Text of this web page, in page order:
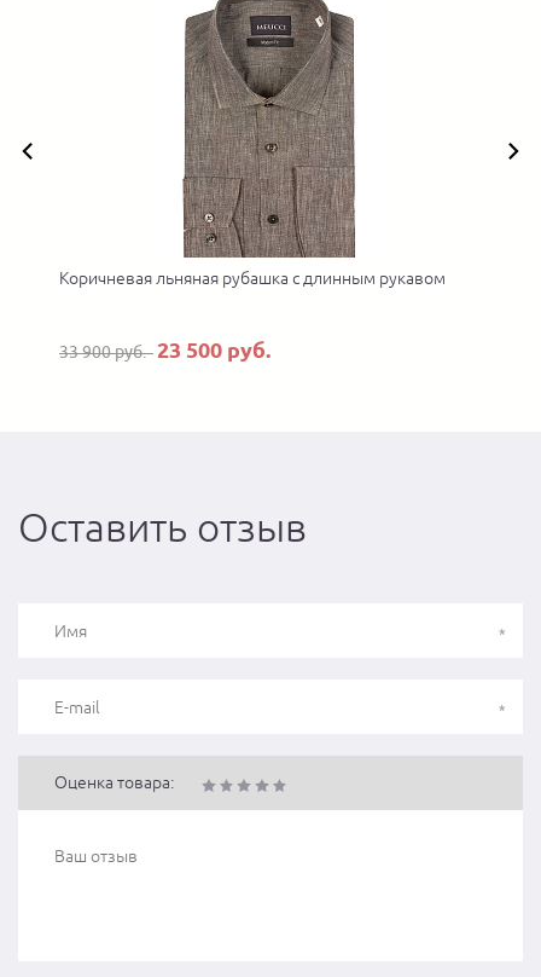
Коричневая льняная рубашка с длинным рукавом
33 900 руб. 23 500 руб.
Оставить отзыв
Оценка товара: